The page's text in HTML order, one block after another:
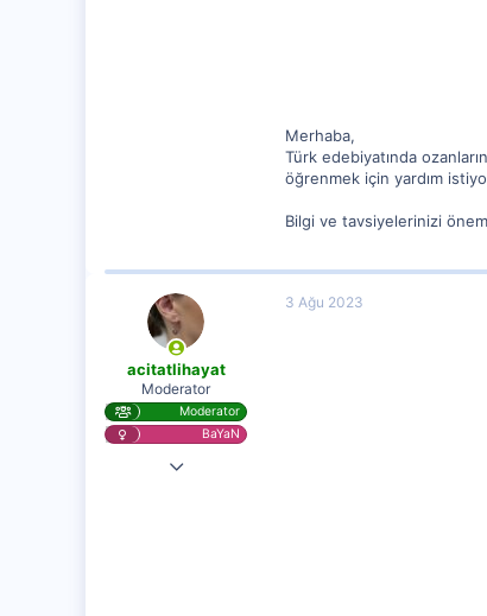
Merhaba,
Türk edebiyatında
öğrenmek için yardım
Bilgi ve tavsiyelerinizi
acitatlihayat
Moderator
Moderator
BaYaN
28 Kas 2020
3 Ağu 2023